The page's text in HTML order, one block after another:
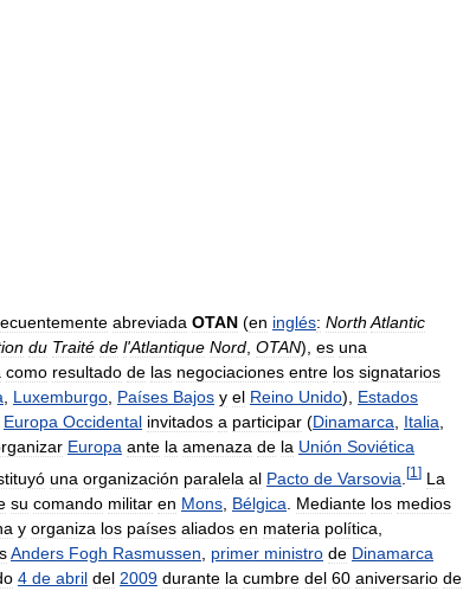
abreviada OTAN (en inglés: North Atlantic
du Traité de l'Atlantique Nord OTAN), es una
como resultado de las negociaciones entre los signatarios
Luxemburgo Países Bajos y el Reino Unido), Estados
Europa Occidental invitados a participar (Dinamarca Italia
Europa ante la amenaza de la Unión Soviética
una organización paralela al Pacto de Varsovia [1 ] La
su comando militar en Mons Bélgica Mediante los medios
y organiza los países aliados en materia política
Anders Fogh Rasmussen primer ministro de Dinamarca
4 de abril del 2009 durante la cumbre del 60 aniversario de